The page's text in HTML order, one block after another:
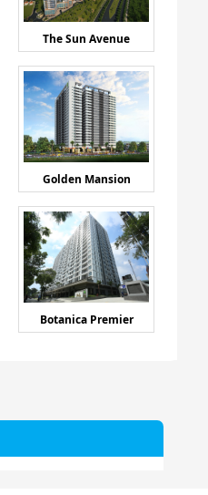
The Sun Avenue
Golden Mansion
Botanica Premier